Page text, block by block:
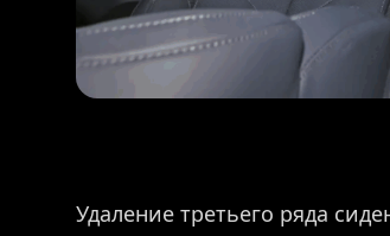
Удаление третьего ряда